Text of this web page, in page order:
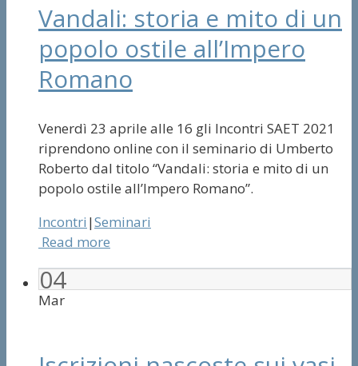
Vandali: storia e mito di un
popolo ostile all’Impero
Romano
Venerdì 23 aprile alle 16 gli Incontri SAET 2021
riprendono online con il seminario di Umberto
Roberto dal titolo “Vandali: storia e mito di un
popolo ostile all’Impero Romano”.
Incontri |Seminari
Read more
04
Mar